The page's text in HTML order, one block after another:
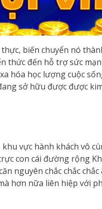
biến chuyển nó
thức đến hỗ trợ sức
hóa học lượng cuộc
sở hữu được được
vực hành khách vô
con cái đường rộng
nguyên chắc chắc
hơn nữa liên hiệp với